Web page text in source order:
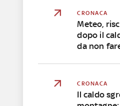
CRONACA
Meteo,
dopo il
da non
CRONACA
Il caldo